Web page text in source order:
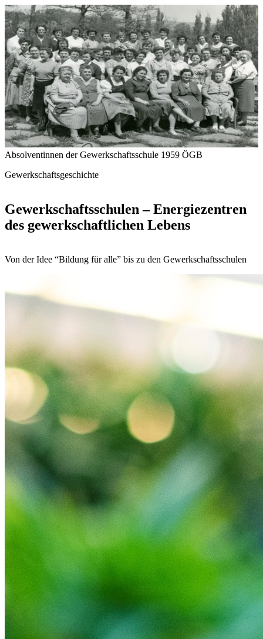
Absolventinnen der Gewerkschaftsschule 1959 ÖGB
Gewerkschaftsgeschichte
Gewerkschaftsschulen – Energiezentren
des gewerkschaftlichen Lebens
Von der Idee “Bildung für alle” bis zu den Gewerkschaftsschulen